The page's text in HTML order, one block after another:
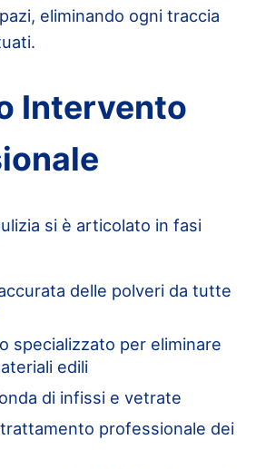
eliminando ogni traccia
Intervento
si è articolato in fasi
delle polveri da tutte
specializzato per eliminare
edili
di infissi e vetrate
professionale dei